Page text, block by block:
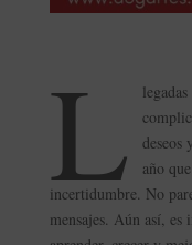
L
deseos
año
incertidumbre. No
mensajes. Aún así,